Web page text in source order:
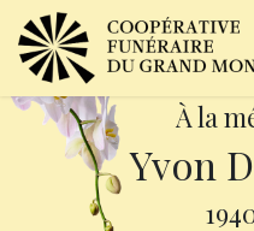
À la
Yvon